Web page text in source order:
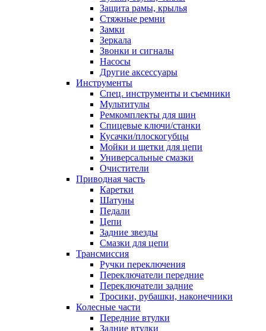
Защита рамы, крылья
Стяжные ремни
Замки
Зеркала
Звонки и сигналы
Насосы
Другие аксессуары
Инструменты
Спец. инструменты и съемники
Мультитулы
Ремкомплекты для шин
Спицевые ключи/станки
Кусачки/плоскогубцы
Мойки и щетки для цепи
Универсальные смазки
Очистители
Приводная часть
Каретки
Шатуны
Педали
Цепи
Задние звезды
Смазки для цепи
Трансмиссия
Ручки переключения
Переключатели передние
Переключатели задние
Тросики, рубашки, наконечники
Колесные части
Передние втулки
Задние втулки